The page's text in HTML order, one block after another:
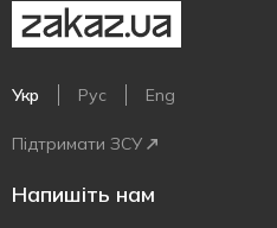
Укр Рус Eng
Підтримати ЗСУ
Напишіть нам